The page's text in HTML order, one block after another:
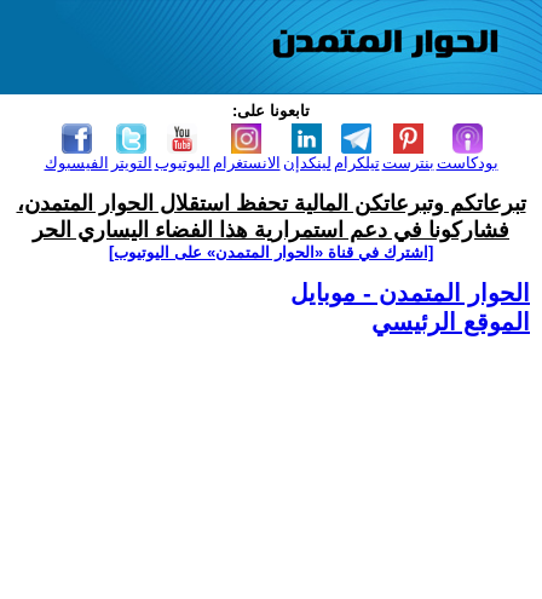
تابعونا على:
الفيسبوك التويتر اليوتيوب الانستغرام لينكدإن تيلكرامبنترست بودكاست
تبرعاتكم وتبرعاتكن المالية تحفظ استقلال الحوار المتمدن،
فشاركونا في دعم استمرارية هذا الفضاء اليساري الحر
[اشترك في قناة ‫«الحوار المتمدن» على اليوتيوب]
الحوار المتمدن - موبايل
الموقع الرئيسي